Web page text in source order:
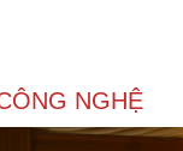
Giá
NGHỆ